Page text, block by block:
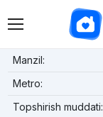
Manzil:
Metro:
Topshirish muddati: